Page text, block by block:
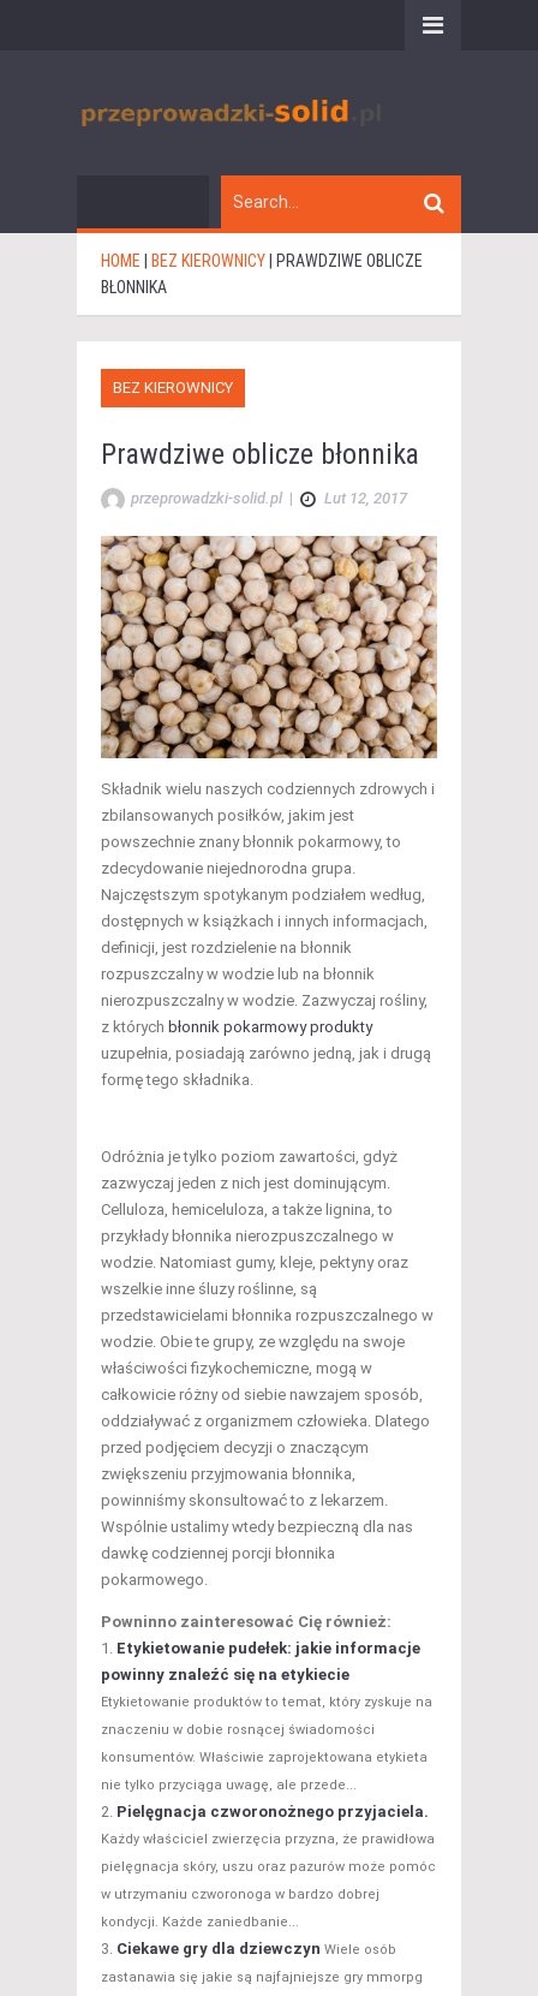
HOME BEZ KIEROWNICY
PRAWDZIWE OBLICZE
BŁONNIKA
BEZ KIEROWNICY
Prawdziwe oblicze błonnika
przeprowadzki-solid.pl | Lut 12, 2017
Składnik wielu naszych codziennych zdrowych i
zbilansowanych posiłków, jakim jest
powszechnie znany błonnik pokarmowy, to
zdecydowanie niejednorodna grupa.
Najczęstszym spotykanym podziałem według,
dostępnych w książkach i innych informacjach,
definicji, jest rozdzielenie na błonnik
rozpuszczalny w wodzie lub na błonnik
nierozpuszczalny w wodzie. Zazwyczaj rośliny,
z których błonnik pokarmowy produkty
uzupełnia, posiadają zarówno jedną, jak i drugą
formę tego składnika.
Odróżnia je tylko poziom zawartości, gdyż
zazwyczaj jeden z nich jest dominującym.
Celluloza, hemiceluloza, a także lignina, to
przykłady błonnika nierozpuszczalnego w
wodzie. Natomiast gumy, kleje, pektyny oraz
wszelkie inne śluzy roślinne, są
przedstawicielami błonnika rozpuszczalnego w
wodzie. Obie te grupy, ze względu na swoje
właściwości fizykochemiczne, mogą w
całkowicie różny od siebie nawzajem sposób,
oddziaływać z organizmem człowieka. Dlatego
przed podjęciem decyzji o znaczącym
zwiększeniu przyjmowania błonnika,
powinniśmy skonsultować to z lekarzem.
Wspólnie ustalimy wtedy bezpieczną dla nas
dawkę codziennej porcji błonnika
pokarmowego.
Powninno zainteresować Cię również:
Etykietowanie pudełek: jakie informacje
powinny znaleźć się na etykiecie
Etykietowanie produktów to temat, który zyskuje na
znaczeniu w dobie rosnącej świadomości
konsumentów. Właściwie zaprojektowana etykieta
nie tylko przyciąga uwagę, ale przede...
Pielęgnacja czworonożnego przyjaciela.
Każdy właściciel zwierzęcia przyzna, że prawidłowa
pielęgnacja skóry, uszu oraz pazurów może pomóc
w utrzymaniu czworonoga w bardzo dobrej
kondycji. Każde zaniedbanie...
Ciekawe gry dla dziewczyn Wiele osób
zastanawia się jakie są najfajniejsze gry mmorpg